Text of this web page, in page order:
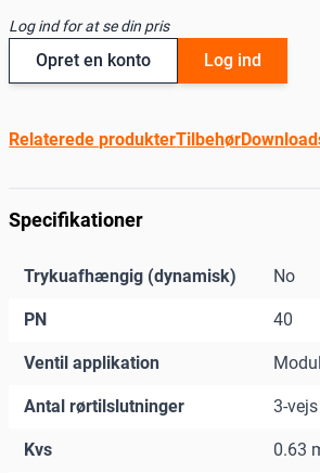
Log ind for at se din pris
Opret en konto Log ind
Relaterede produkterTilbehør
Specifikationer
Trykuafhængig (dynamisk) No
PN 40
Ventil applikation
Antal rørtilslutninger 3-vejs
Kvs 0.63